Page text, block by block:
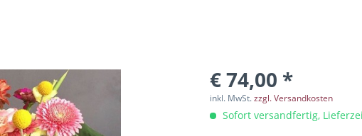
€ 74,00 *
inkl. MwSt.zzgl. Versandkosten
Sofort versandfertig,